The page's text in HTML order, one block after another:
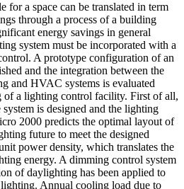
for a space can be translated in term
through a process of a building
energy savings in general
system must be incorporated with a
A prototype configuration of an
and the integration between the
and HVAC systems is evaluated
of a lighting control facility. First of all,
is designed and the lighting
2000 predicts the optimal layout of
future to meet the designed
power density, which translates the
energy. A dimming control system
of daylighting has been applied to
Annual cooling load due to